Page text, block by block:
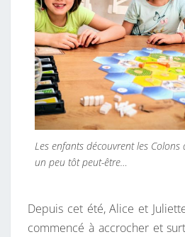
Les enfants découvrent les Colons
un peu tôt peut-être…
Depuis cet été, Alice et
commencé à accrocher et